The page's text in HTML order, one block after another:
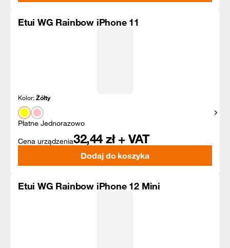
Etui WG Rainbow iPhone 11
Kolor:Żółty
Płatne Jednorazowo
Cena urządzenia32,44 zł + VAT
Dodaj do koszyka
Etui WG Rainbow iPhone 12 Mini